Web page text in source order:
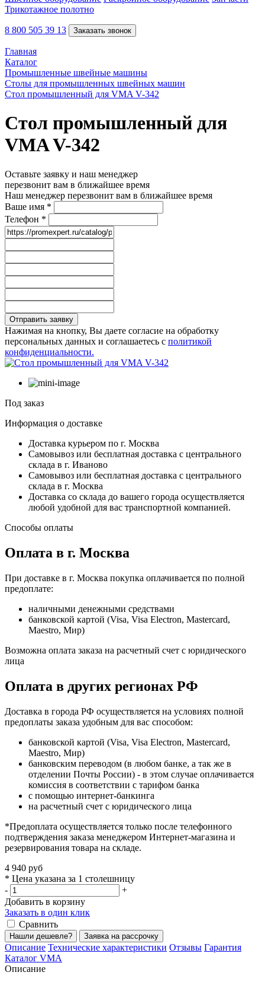
Трикотажное полотно
8 800 505 39 13 Заказать звонок
Главная
Каталог
Промышленные швейные машины
Столы для промышленных швейных машин
Стол промышленный для VMA V-342
Стол промышленный для
VMA V-342
Оставьте заявку и наш менеджер
перезвонит вам в ближайшее время
Наш менеджер перезвонит вам в ближайшее время
Ваше имя *
Телефон *
Отправить заявку
Нажимая на кнопку, Вы даете согласие на обработку
персональных данных и соглашаетесь с политикой
конфиденциальности.
Под заказ
Информация о доставке
Доставка курьером по г. Москва
Самовывоз или бесплатная доставка с центрального
склада в г. Иваново
Самовывоз или бесплатная доставка с центрального
склада в г. Москва
Доставка со склада до вашего города осуществляется
любой удобной для вас транспортной компанией.
Способы оплаты
Оплата в г. Москва
При доставке в г. Москва покупка оплачивается по полной
предоплате:
наличными денежными средствами
банковской картой (Visa, Visa Electron, Mastercard,
Maestro, Мир)
Возможна оплата заказа на расчетный счет с юридического
лица
Оплата в других регионах РФ
Доставка в города РФ осуществляется на условиях полной
предоплаты заказа удобным для вас способом:
банковской картой (Visa, Visa Electron, Mastercard,
Maestro, Мир)
банковским переводом (в любом банке, а так же в
отделении Почты России) - в этом случае оплачивается
комиссия в соответствии с тарифом банка
с помощью интернет-банкинга
на расчетный счет с юридического лица
*Предоплата осуществляется только после телефонного
подтверждения заказа менеджером Интернет-магазина и
резервирования товара на складе.
4 940 руб
* Цена указана за 1 столешницу
-
+
Добавить в корзину
Заказать в один клик
Сравнить
Нашли дешевле? Заявка на рассрочку
Описание Технические характеристики Отзывы Гарантия
Каталог VMA
Описание